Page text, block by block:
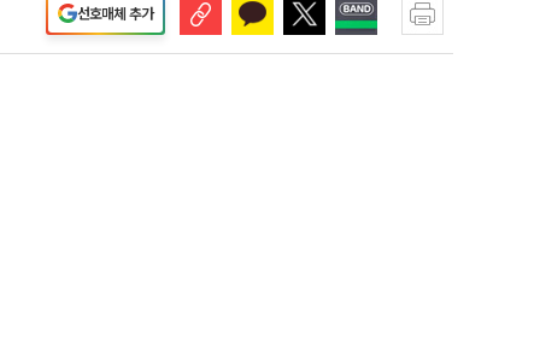
선호매체 추가